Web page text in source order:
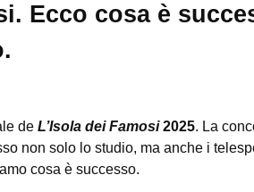
Ecco cosa è
de L’Isola dei Famosi 2025. La
non solo lo studio, ma anche i
cosa è successo.